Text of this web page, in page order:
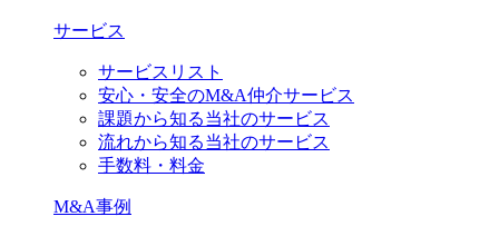
サービス
サービスリスト
安心・安全のM&A仲介サービス
課題から知る当社のサービス
流れから知る当社のサービス
手数料・料金
M&A事例